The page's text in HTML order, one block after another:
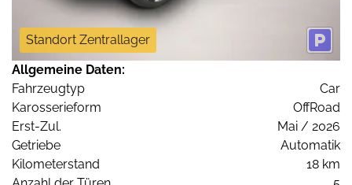
Standort Zentrallager
Allgemeine Daten:
Fahrzeugtyp
Car
Karosserieform
OffRoad
Erst-Zul.
Mai / 2026
Getriebe
Automatik
Kilometerstand
18 km